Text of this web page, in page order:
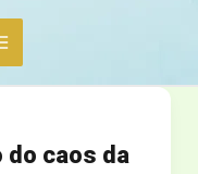
do caos da